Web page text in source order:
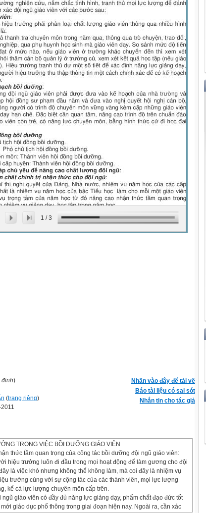
1 /3
Nhấn vào đây để tải về
Báo tài liệu có sai sót
Nhắn tin cho tác giả
định)
(trang riêng)
TRONG VIỆC BỒI DƯỠNG GIÁO VIÊN
thức tầm quan trọng của công tác bồi dưỡng đội ngũ giáo viên:
hiệu trưởng luôn đi đầu trong mọi hoạt động để làm gương cho đội
là việc khó nhưng không thể không làm, mà coi đây là nhiệm vụ
trưởng cùng với sự cộng tác của các thành viên, mọi lực lượng
kể cả lực lượng chuyên môn cấp trên.
giáo viên có đầy đủ năng lực giảng dạy, phẩm chất đạo đức tốt
giáo dục phổ thông trong giai đoạn hiện nay. Ngoài ra, cần xác